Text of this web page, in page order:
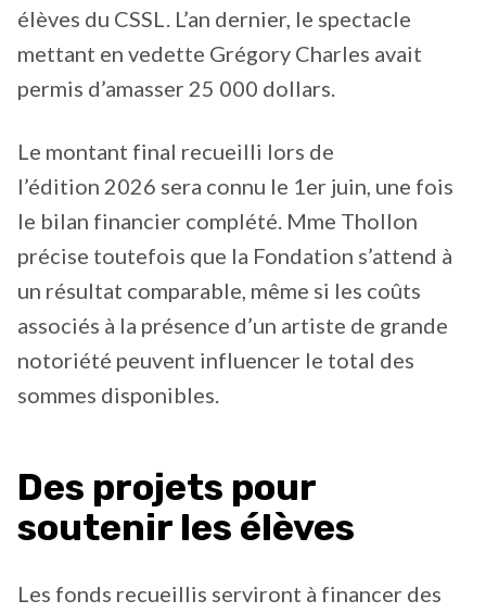
élèves du CSSL. L’an dernier, le spectacle
mettant en vedette Grégory Charles avait
permis d’amasser 25 000 dollars.
Le montant final recueilli lors de
l’édition 2026 sera connu le 1er juin, une fois
le bilan financier complété. Mme Thollon
précise toutefois que la Fondation s’attend à
un résultat comparable, même si les coûts
associés à la présence d’un artiste de grande
notoriété peuvent influencer le total des
sommes disponibles.
Des projets pour
soutenir les élèves
Les fonds recueillis serviront à financer des